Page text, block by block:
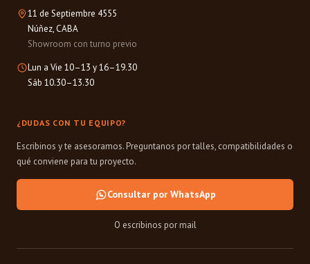
11 de Septiembre 4555
Núñez, CABA
Showroom con turno previo
Lun a Vie 10–13 y 16–19.30
Sáb 10.30–13.30
¿DUDAS CON TU EQUIPO?
Escribinos y te asesoramos. Preguntanos por talles, compatibilidades o
qué conviene para tu proyecto.
Consultar por WhatsApp
O escribinos por mail